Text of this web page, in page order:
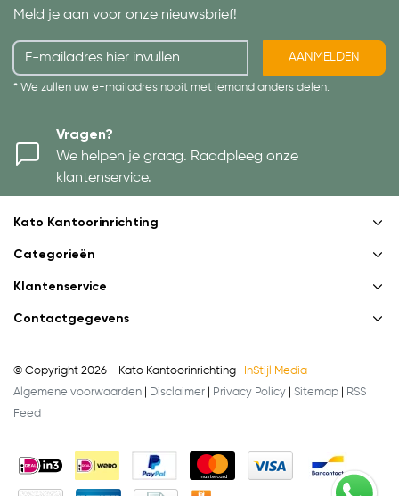
Meld je aan voor onze nieuwsbrief!
AANMELDEN
* We zullen uw e-mailadres nooit met iemand anders delen.
Vragen?
We helpen je graag. Raadpleeg onze
klantenservice.
Kato Kantoorinrichting
Categorieën
Klantenservice
Contactgegevens
© Copyright 2026 - Kato Kantoorinrichting |
InStijl Media
Algemene voorwaarden
Disclaimer Privacy Policy Sitemap
RSS
Feed